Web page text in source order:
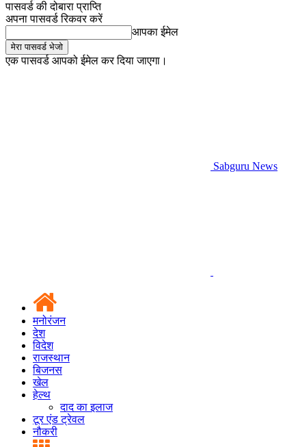
पासवर्ड की दोबारा प्राप्ति
अपना पासवर्ड रिकवर करें
आपका ईमेल
एक पासवर्ड आपको ईमेल कर दिया जाएगा।
Sabguru News
मनोरंजन
देश
विदेश
राजस्थान
बिजनस
खेल
हेल्थ
दाद का इलाज
टूर एंड ट्रेवल
नौकरी